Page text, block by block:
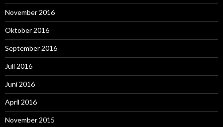
November 2016
Oktober 2016
September 2016
Juli 2016
Juni 2016
April 2016
November 2015